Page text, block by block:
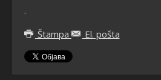
.
Štampa
El. pošta